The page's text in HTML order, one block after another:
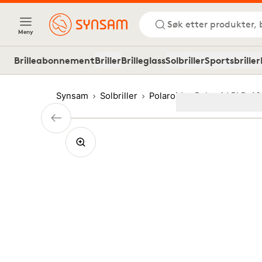
Meny
Søk etter produkter,
BrilleabonnementBrillerBrilleglassSolbrillerSportsbriller
Synsam Solbriller Polaroid Polaroid PLD